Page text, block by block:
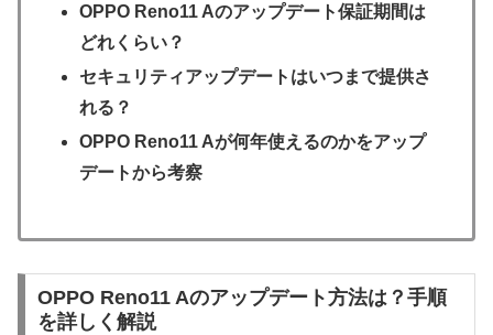
OPPO Reno11 Aのアップデート保証期間は
どれくらい？
セキュリティアップデートはいつまで提供さ
れる？
OPPO Reno11 Aが何年使えるのかをアップ
デートから考察
OPPO Reno11 Aのアップデート方法は？手順
を詳しく解説